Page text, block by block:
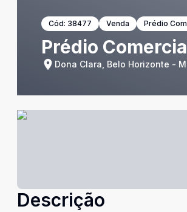
Cód: 38477 Venda Prédio
Prédio
Dona Clara, Belo Horizonte -
Descrição